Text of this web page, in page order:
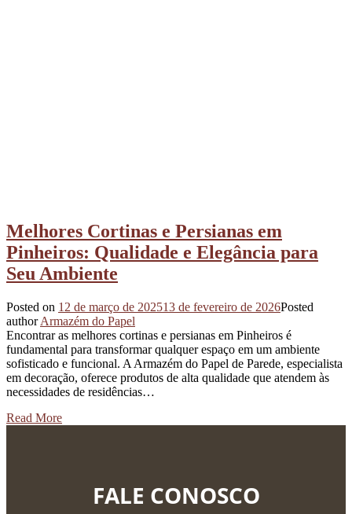
Melhores Cortinas e Persianas em
Pinheiros: Qualidade e Elegância para
Seu Ambiente
Posted on 12 de março de 202513 de fevereiro de 2026Posted
author Armazém do Papel
Encontrar as melhores cortinas e persianas em Pinheiros é
fundamental para transformar qualquer espaço em um ambiente
sofisticado e funcional. A Armazém do Papel de Parede, especialista
em decoração, oferece produtos de alta qualidade que atendem às
necessidades de residências…
Read More
FALE CONOSCO